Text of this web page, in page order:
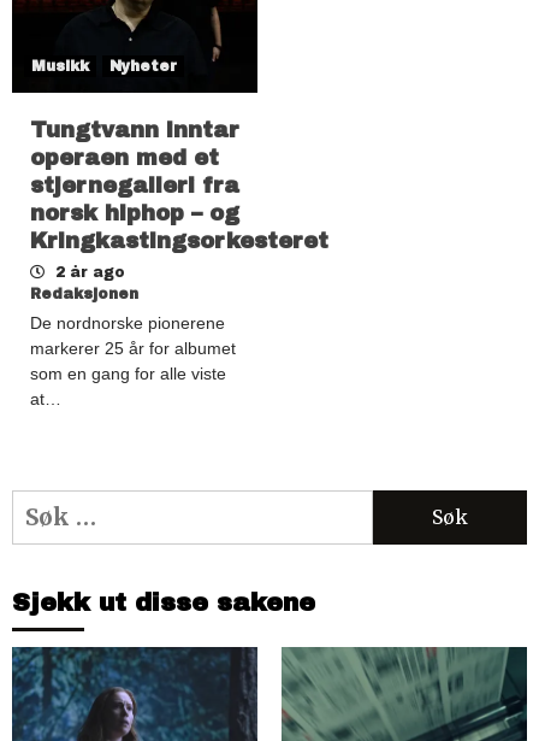
Musikk Nyheter
Tungtvann inntar
operaen med et
stjernegalleri fra
norsk hiphop – og
Kringkastingsorkesteret
2 år ago
Redaksjonen
De nordnorske pionerene
markerer 25 år for albumet
som en gang for alle viste
at…
Søk
etter:
Sjekk ut disse sakene